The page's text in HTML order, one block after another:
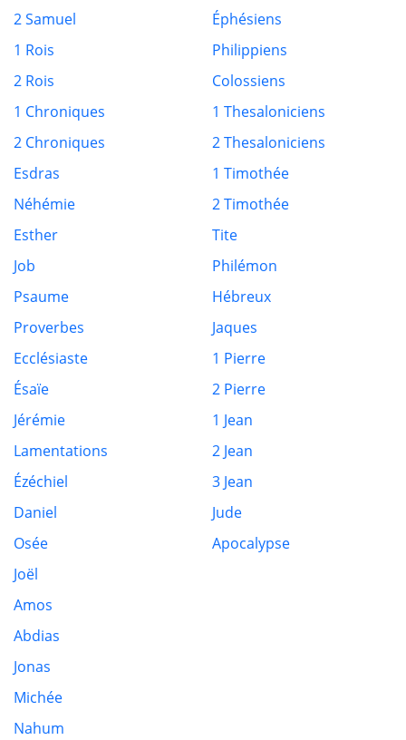
2 Samuel
1 Rois
2 Rois
1 Chroniques
2 Chroniques
Esdras
Néhémie
Esther
Job
Psaume
Proverbes
Ecclésiaste
Ésaïe
Jérémie
Lamentations
Ézéchiel
Daniel
Osée
Joël
Amos
Abdias
Jonas
Michée
Nahum
Éphésiens
Philippiens
Colossiens
1 Thesaloniciens
2 Thesaloniciens
1 Timothée
2 Timothée
Tite
Philémon
Hébreux
Jaques
1 Pierre
2 Pierre
1 Jean
2 Jean
3 Jean
Jude
Apocalypse